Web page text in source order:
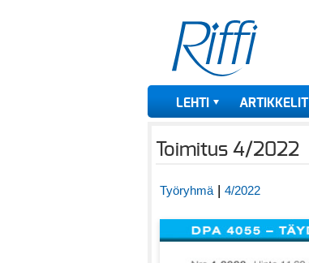
LEHTI ARTIKKELIT
Toimitus 4/2022
Työryhmä| 4/2022